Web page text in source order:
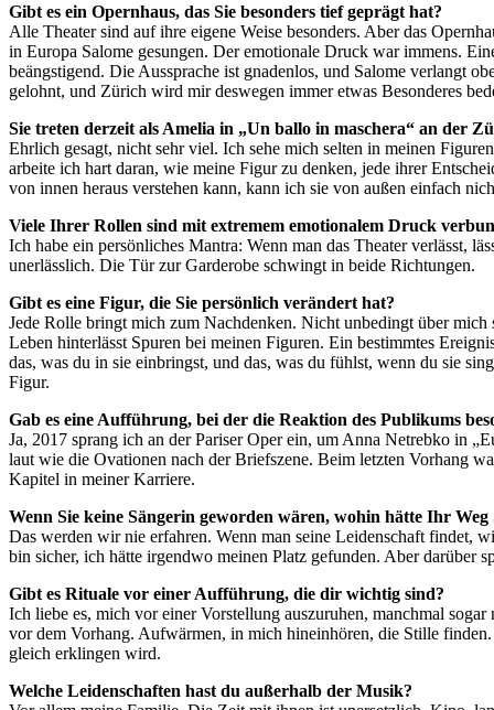
Gibt es ein Opernhaus, das Sie besonders tief geprägt hat?
Alle Theater sind auf ihre eigene Weise besonders. Aber das
in Europa Salome gesungen. Der emotionale Druck war immens.
beängstigend. Die Aussprache ist gnadenlos, und Salome verlangt
gelohnt, und Zürich wird mir deswegen immer etwas Besonderes
Sie treten derzeit als Amelia in „Un ballo in maschera“ an der
Ehrlich gesagt, nicht sehr viel. Ich sehe mich selten in meinen
arbeite ich hart daran, wie meine Figur zu denken, jede ihrer
von innen heraus verstehen kann, kann ich sie von außen einfach
Viele Ihrer Rollen sind mit extremem emotionalem Druck
Ich habe ein persönliches Mantra: Wenn man das Theater verlässt,
unerlässlich. Die Tür zur Garderobe schwingt in beide Richtungen.
Gibt es eine Figur, die Sie persönlich verändert hat?
Jede Rolle bringt mich zum Nachdenken. Nicht unbedingt über mich
Leben hinterlässt Spuren bei meinen Figuren. Ein bestimmtes
das, was du in sie einbringst, und das, was du fühlst, wenn du sie
Figur.
Gab es eine Aufführung, bei der die Reaktion des Publikums
Ja, 2017 sprang ich an der Pariser Oper ein, um Anna Netrebko in
laut wie die Ovationen nach der Briefszene. Beim letzten Vorhang
Kapitel in meiner Karriere.
Wenn Sie keine Sängerin geworden wären, wohin hätte Ihr Weg
Das werden wir nie erfahren. Wenn man seine Leidenschaft findet,
bin sicher, ich hätte irgendwo meinen Platz gefunden. Aber
Gibt es Rituale vor einer Aufführung, die dir wichtig sind?
Ich liebe es, mich vor einer Vorstellung auszuruhen, manchmal
vor dem Vorhang. Aufwärmen, in mich hineinhören, die Stille
gleich erklingen wird.
Welche Leidenschaften hast du außerhalb der Musik?